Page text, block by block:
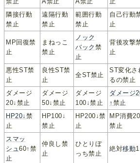
隣接行動
禁止
遠隔行動
禁止
範囲行動
禁止
自己行動
止
MP回復禁
止
まねっこ
禁止
ノック
バック 禁
止
背後攻撃
止
悪性ST禁
止
良性ST禁
止
全ST禁止
ST変化さ
るの禁止
ダメージ
20↓禁止
ダメージ
50↓禁止
ダメージ
100↓禁止
ダメージ
↑ 禁止
HP20↓ 禁
止
HP100↓
禁止
HP200↓禁
止
MP消費
禁止
スマッ
シュ60↑禁
止
仲良し禁
止
ひとりぼ
っち禁止
絶対移動1